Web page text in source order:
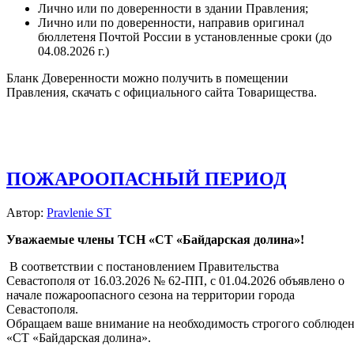
Лично или по доверенности в здании Правления;
Лично или по доверенности, направив оригинал
бюллетеня Почтой России в установленные сроки (до
04.08.2026 г.)
Бланк Доверенности можно получить в помещении
Правления, скачать с официального сайта Товарищества.
ПОЖАРООПАСНЫЙ ПЕРИОД
Автор: Pravlenie ST
Уважаемые члены ТСН «СТ «Байдарская долина»!
В соответствии с постановлением Правительства
Севастополя от 16.03.2026 № 62-ПП, с 01.04.2026 объявлено о
начале пожароопасного сезона на территории города
Севастополя.
Обращаем ваше внимание на необходимость строгого
«СТ «Байдарская долина».